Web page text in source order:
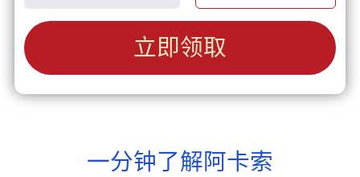
立即领取
一分钟了解阿卡索